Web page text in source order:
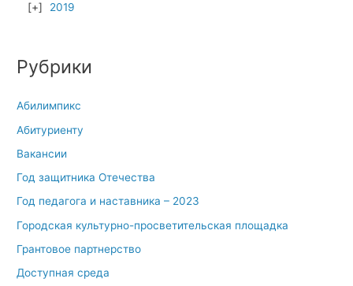
2019
Рубрики
Абилимпикс
Абитуриенту
Вакансии
Год защитника Отечества
Год педагога и наставника – 2023
Городская культурно-просветительская площадка
Грантовое партнерство
Доступная среда